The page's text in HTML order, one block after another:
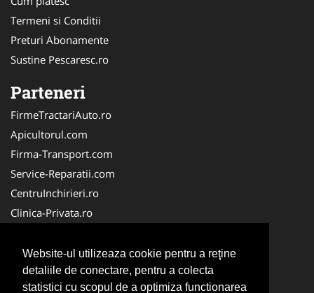
Website-ul utilizeaza cookie pentru a reţine
detaliile de conectare, pentru a colecta
statistici cu scopul de a optimiza functionarea
Termeni si Conditii
Preturi Abonamente
Sustine Pescaresc.ro
Parteneri
FirmeTractariAuto.ro
Apicultorul.com
Firma-Transport.com
Service-Reparatii.com
CentruInchirieri.ro
Clinica-Privata.ro
Servicii-DDD.com
Birouri-Cadastru.ro